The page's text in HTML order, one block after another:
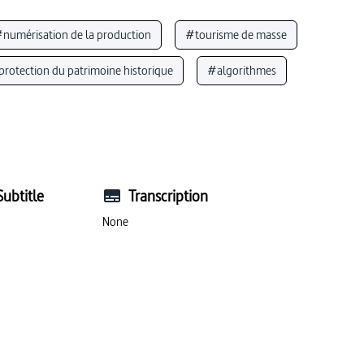
de la production #tourisme de masse
du patrimoine historique #algorithmes
#technologie numérique
Transcription
None